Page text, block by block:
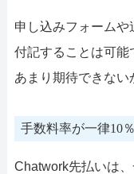
申し込みフォーム
付記することは可能
あまり期待できない
手数料率が一律10
Chatwork先払いは